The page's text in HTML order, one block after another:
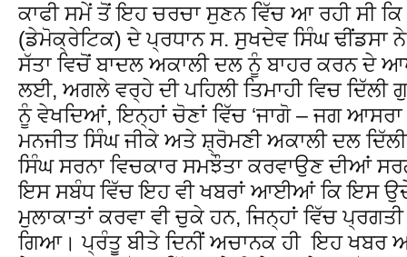
ਕਾਫੀ ਸਮੇਂ ਤੋਂ ਇਹ ਚਰਚਾ ਸੁਣਨ ਵਿੱਚ ਆ ਰਹੀ ਸੀ
(ਡੇਮੋਕ੍ਰੇਟਿਕ) ਦੇ ਪ੍ਰਧਾਨ ਸ. ਸੁਖਦੇਵ ਸਿੰਘ ਢੀਂਡਸਾ
ਸੱਤਾ ਵਿਚੋਂ ਬਾਦਲ ਅਕਾਲੀ ਦਲ ਨੂੰ ਬਾਹਰ ਕਰਨ ਦੇ
ਲਈ, ਅਗਲੇ ਵਰ੍ਹੇ ਦੀ ਪਹਿਲੀ ਤਿਮਾਹੀ ਵਿਚ ਦਿੱਲੀ
ਨੂੰ ਵੇਖਦਿਆਂ, ਇਨ੍ਹਾਂ ਚੋਣਾਂ ਵਿੱਚ ‘ਜਾਗੋ – ਜਗ
ਮਨਜੀਤ ਸਿੰਘ ਜੀਕੇ ਅਤੇ ਸ਼੍ਰੋਮਣੀ ਅਕਾਲੀ ਦਲ
ਸਿੰਘ ਸਰਨਾ ਵਿਚਕਾਰ ਸਮਝੌਤਾ ਕਰਵਾਉਣ ਦੀਆਂ
ਇਸ ਸਬੰਧ ਵਿੱਚ ਇਹ ਵੀ ਖਬਰਾਂ ਆਈਆਂ ਕਿ ਇਸ
ਮੁਲਾਕਾਤਾਂ ਕਰਵਾ ਵੀ ਚੁਕੇ ਹਨ, ਜਿਨ੍ਹਾਂ ਵਿੱਚ
ਗਿਆ। ਪ੍ਰੰਤੂ ਬੀਤੇ ਦਿਨੀਂ ਅਚਾਨਕ ਹੀ ਇਹ ਖਬਰ